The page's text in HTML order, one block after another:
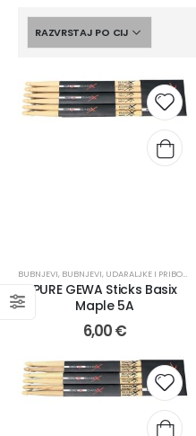
BUBNJEVI, BUBNJEVI, UDARALJKE I PRIBOR
PURE GEWA Sticks Basix
Maple 5A
6,00€